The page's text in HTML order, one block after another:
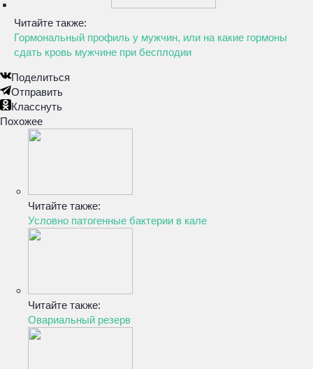
Читайте также:
Гормональный профиль у мужчин, или на какие гормоны
сдать кровь мужчине при бесплодии
Поделиться
Отправить
Класснуть
Похожее
Читайте также:
Условно патогенные бактерии в кале
Читайте также:
Овариальный резерв